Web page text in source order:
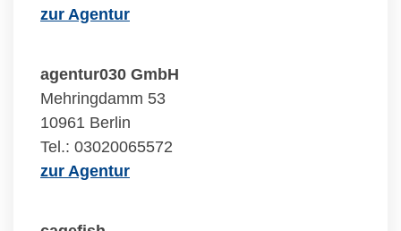
zur Agentur
agentur030 GmbH
Mehringdamm 53
10961 Berlin
Tel.: 03020065572
zur Agentur